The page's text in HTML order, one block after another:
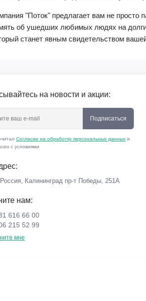
"Поток" предлагает вам не просто
об ушедших любимых людях на
станет явным свидетельством
на новости и акции:
Подписаться
Согласие на обработку персональных данных и
с условиями
Калининград пр-т Победы, 251А
нам:
616 66 00
215 52 99
мне